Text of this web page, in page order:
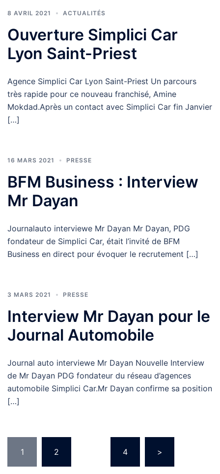
8 AVRIL 2021 ACTUALITÉS
Ouverture Simplici Car
Lyon Saint-Priest
Agence Simplici Car Lyon Saint-Priest Un parcours
très rapide pour ce nouveau franchisé, Amine
Mokdad.Après un contact avec Simplici Car fin Janvier
[…]
16 MARS 2021 PRESSE
BFM Business : Interview
Mr Dayan
Journalauto interviewe Mr Dayan Mr Dayan, PDG
fondateur de Simplici Car, était l’invité de BFM
Business en direct pour évoquer le recrutement […]
3 MARS 2021 PRESSE
Interview Mr Dayan pour le
Journal Automobile
Journal auto interviewe Mr Dayan Nouvelle Interview
de Mr Dayan PDG fondateur du réseau d’agences
automobile Simplici Car.Mr Dayan confirme sa position
[…]
1 2 4 >